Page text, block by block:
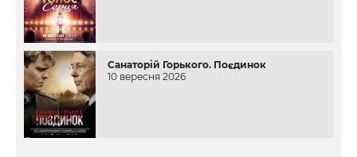
Санаторій Горького. Поєдинок
10 вересня 2026